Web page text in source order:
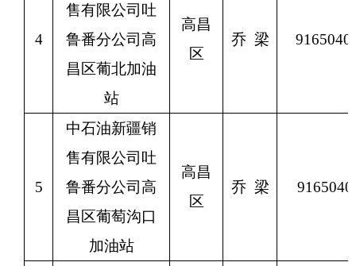
4
售有限公司吐
鲁番分公司高
昌区葡北加油
站
高昌
区
乔 梁
5
中石油新疆销
售有限公司吐
鲁番分公司高
昌区葡萄沟口
加油站
高昌
区
乔 梁